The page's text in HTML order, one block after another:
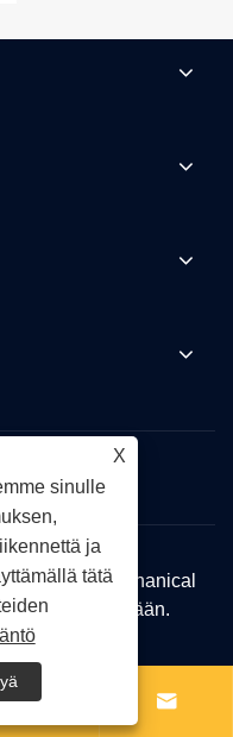
Electromechanical
pidätetään.
 
X
sinulle
ja
tätä